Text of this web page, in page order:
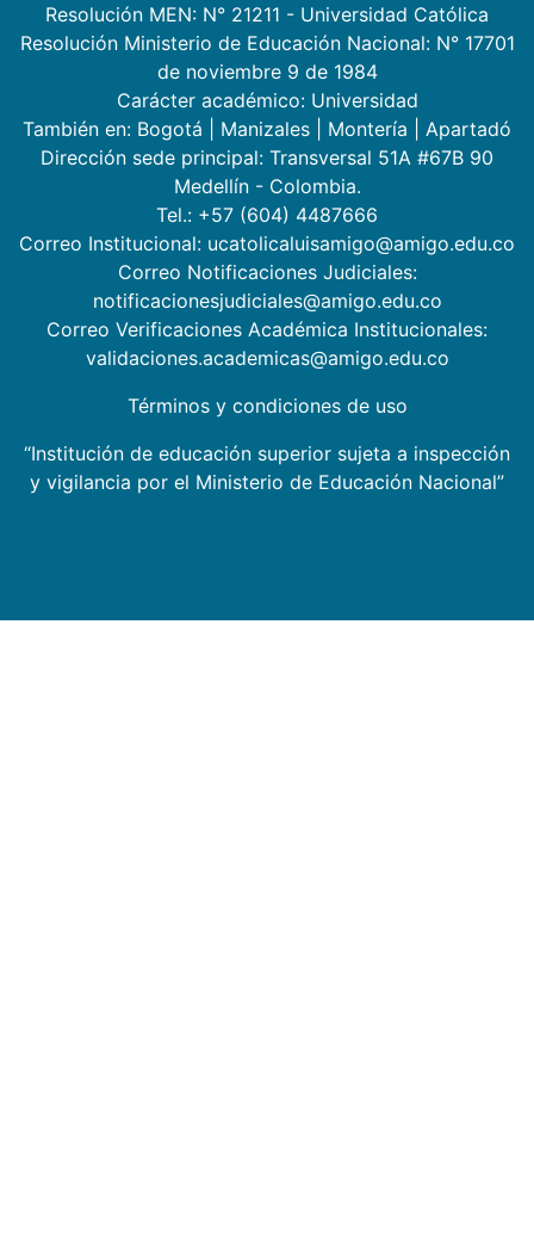
Resolución MEN: N° 21211 - Universidad Católica
Resolución Ministerio de Educación Nacional: N° 17701
de noviembre 9 de 1984
Carácter académico: Universidad
También en: Bogotá Manizales Montería
Apartadó
Dirección sede principal: Transversal 51A #67B 90
Medellín - Colombia.
Tel.: +57 (604) 4487666
Correo Institucional: ucatolicaluisamigo@amigo.edu.co
Correo Notificaciones Judiciales:
notificacionesjudiciales@amigo.edu.co
Correo Verificaciones Académica Institucionales:
validaciones.academicas@amigo.edu.co
Términos y condiciones de uso
“Institución de educación superior sujeta a inspección
y vigilancia por el Ministerio de Educación Nacional”